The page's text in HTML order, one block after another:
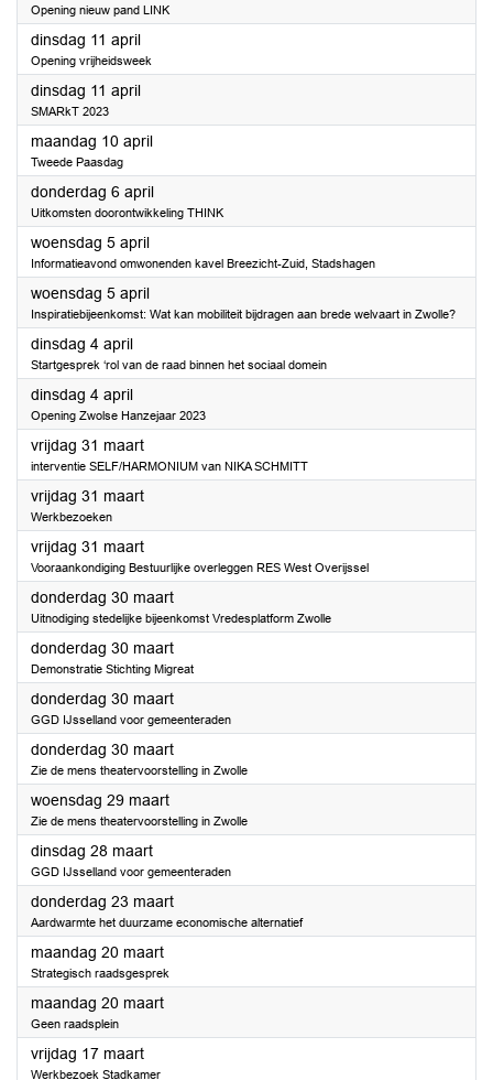
Opening nieuw pand LINK
dinsdag 11 april2023
Opening vrijheidsweek
dinsdag 11 april2023
SMARkT 2023
maandag 10 april2023
Tweede Paasdag
donderdag 6 april2023
Uitkomsten doorontwikkeling THINK
woensdag 5 april2023
Informatieavond omwonenden kavel Breezicht-Zuid, Stadshagen
woensdag 5 april2023
Inspiratiebijeenkomst: Wat kan mobiliteit bijdragen aan brede welvaart in Zwolle?
dinsdag 4 april2023
Startgesprek ‘rol van de raad binnen het sociaal domein
dinsdag 4 april2023
Opening Zwolse Hanzejaar 2023
vrijdag 31 maart2023
interventie SELF/HARMONIUM van NIKA SCHMITT
vrijdag 31 maart2023
Werkbezoeken
vrijdag 31 maart2023
Vooraankondiging Bestuurlijke overleggen RES West Overijssel
donderdag 30 maart2023
Uitnodiging stedelijke bijeenkomst Vredesplatform Zwolle
donderdag 30 maart2023
Demonstratie Stichting Migreat
donderdag 30 maart2023
GGD IJsselland voor gemeenteraden
donderdag 30 maart2023
Zie de mens theatervoorstelling in Zwolle
woensdag 29 maart2023
Zie de mens theatervoorstelling in Zwolle
dinsdag 28 maart2023
GGD IJsselland voor gemeenteraden
donderdag 23 maart2023
Aardwarmte het duurzame economische alternatief
maandag 20 maart2023
Strategisch raadsgesprek
maandag 20 maart2023
Geen raadsplein
vrijdag 17 maart2023
Werkbezoek Stadkamer